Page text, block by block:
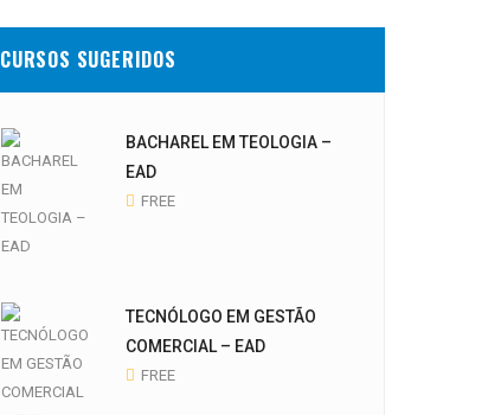
CURSOS SUGERIDOS
BACHAREL EM TEOLOGIA –
EAD
FREE
TECNÓLOGO EM GESTÃO
COMERCIAL – EAD
FREE